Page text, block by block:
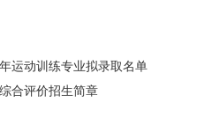
运动训练专业拟录取名单
合评价招生简章